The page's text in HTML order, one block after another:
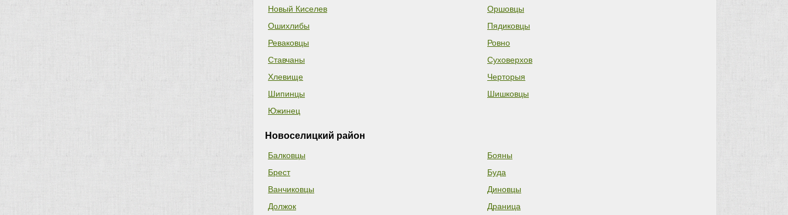
Новый Киселев
Оршовцы
Ошихлибы
Пядиковцы
Реваковцы
Ровно
Ставчаны
Суховерхов
Хлевище
Черторыя
Шипинцы
Шишковцы
Южинец
Новоселицкий район
Балковцы
Бояны
Брест
Буда
Ванчиковцы
Диновцы
Должок
Драница